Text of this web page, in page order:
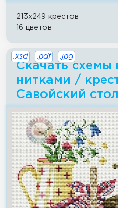
213x249 крестов
16 цветов
Скачать схемы
нитками /
Савойский стол
.xsd .pdf .jpg